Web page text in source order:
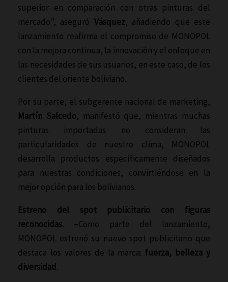
superior en comparación con otras pinturas del
mercado”, aseguró Vásquez, añadiendo que este
lanzamiento reafirma el compromiso de MONOPOL
con la mejora continua, la innovación y el enfoque en
las necesidades de sus usuarios, en este caso, de los
clientes del oriente boliviano.
Por su parte, el subgerente nacional de marketing,
Martín Salcedo, manifestó que, mientras muchas
pinturas importadas no consideran las
particularidades de nuestro clima, MONOPOL
desarrolla productos específicamente diseñados
para nuestras condiciones, convirtiéndose en la
mejor opción para los bolivianos.
Estreno del spot publicitario con figuras
reconocidas. –Como parte del lanzamiento,
MONOPOL estrenó su nuevo spot publicitario que
destaca los valores de la marca: fuerza, belleza y
diversidad.